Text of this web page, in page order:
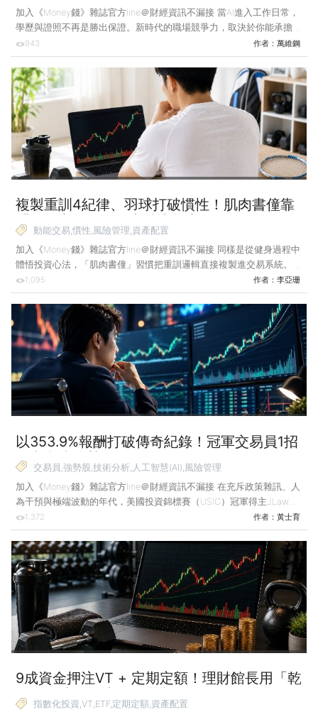
加入《Money錢》雜誌官方line＠財經資訊不漏接 當AI進入工作日常，
學歷與證照不再是勝出保證。新時代的職場競爭力，取決於你能承擔多
大責任、如何定義任務。把瑣事留給機器，用無法取代的特質在變局中
活出獨特價值。 各種AI代理人已經在幫我們設計程式、寫作、畫圖、
搞設計、做金融分析、進行醫療輔助等，這些日常工作對它來說更是毫
不費力。 如果人人都擁有超強AI代理人，以前我們拚命競爭的那些能
力指標，比如考試成績、專業證書、學歷，就會變得不那麼重要。
2025年的最強AI已經能拿國際數學奧林匹克金牌了，誰還在意你會解
什麼數學題呢？ 3大關鍵能力
943 作者： 萬維鋼
複製重訓4紀律、羽球打破慣性！肌肉書僮靠
「動能交易」穩健穿越牛熊市
動能交易,慣性,風險管理,資產配置
加入《Money錢》雜誌官方line＠財經資訊不漏接 同樣是從健身過程中
體悟投資心法，「肌肉書僮」習慣把重訓邏輯直接複製進交易系統。但
真正讓他在市場存活下來的，是一次千萬虧損後、在羽球場上悟出的
「打破慣性」心法。 肌肉書僮 小檔案 曾任華爾街投行交易員，熟悉
國內外總體經濟、金融商品，近年主要投資台股，擅長短線及右側動能
交易，現為CMoney YouTube頻道節目「財經解讀」主持人。 曾任華
爾街交易員、現專職台股短線及右側動能交易的知名投資達人「肌肉書
僮」分享，想在市場穩健獲利，關鍵在於把健身房培養的紀律帶進交
易，用運動的鍛鍊心法征服
1,095 作者： 李亞珊
以353.9%報酬打破傳奇紀錄！冠軍交易員1招
抓出翻倍強勢股
交易員,強勢股,技術分析,人工智慧(AI),風險管理
加入《Money錢》雜誌官方line＠財經資訊不漏接 在充斥政策雜訊、人
為干預與極端波動的年代，美國投資錦標賽（USIC）冠軍得主JLaw如
何不被情緒牽動，並在關鍵時刻重倉出擊？答案藏在他的交易哲學裡。
JLaw 小檔案 原為中文老師，現為專職交易員。2024～2025年參與
美國投資錦標賽（USIC），獲得百萬美元以上帳戶股票組冠軍；2024
年報酬率為353.9%，創下單年紀錄，2025年報酬率為252.3%，兩年複
合報酬率達1,499%。近期專注於投資教育，YouTube頻道累積約30萬訂
閱數，致力把「世界冠軍級」的系統化交易觀念分享給大眾。 &n
1,372 作者： 黃士育
9成資金押注VT + 定期定額！理財館長用「乾
淨增肌法」打造長線獲利術
指數化投資,VT,ETF,定期定額,資產配置